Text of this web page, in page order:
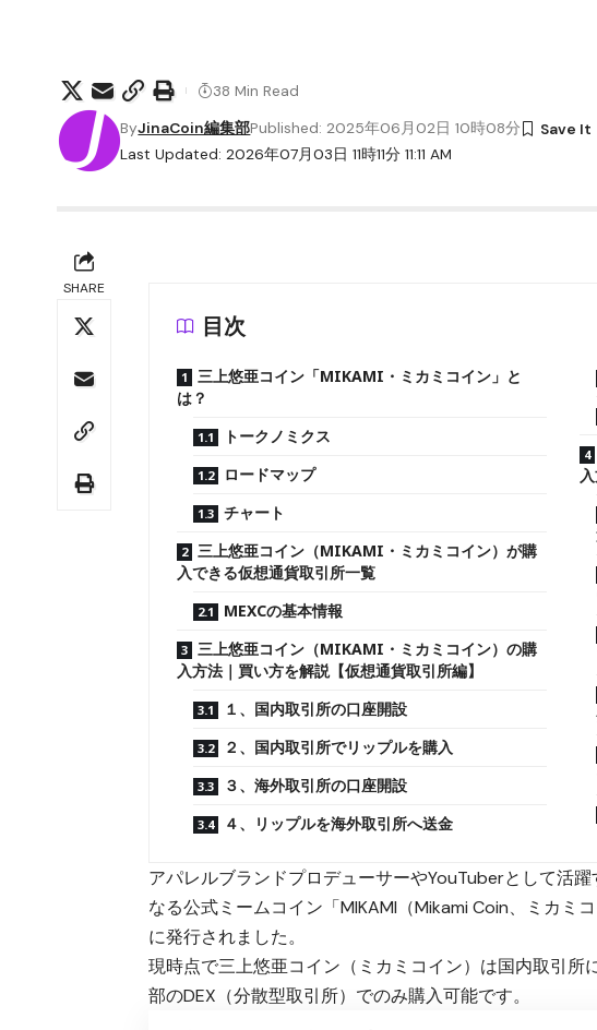
Last Updated: 2026年07月03日 11時11分 11:11 AM
ByJinaCoin編集部Published: 2025年06月02日 10時08分
38 Min Read
SHARE
目次
三上悠亜コイン「MIKAMI・ミカミコイン」と
は？
トークノミクス
ロードマップ
チャート
三上悠亜コイン（MIKAMI・ミカミコイン）が購
入できる仮想通貨取引所一覧
MEXCの基本情報
三上悠亜コイン（MIKAMI・ミカミコイン）の購
入方法｜買い方を解説【仮想通貨取引所編】
１、国内取引所の口座開設
２、国内取引所でリップルを購入
３、海外取引所の口座開設
４、リップルを海外取引所へ送金
アパレルブランドプロデューサーやYouTuberとして活
なる公式ミームコイン 「MIKAMI（Mikami Coin、ミカミ
に発行されました。
現時点で三上悠亜コイン（ミカミコイン）は国内取引所
部のDEX（分散型取引所）でのみ購入可能です。